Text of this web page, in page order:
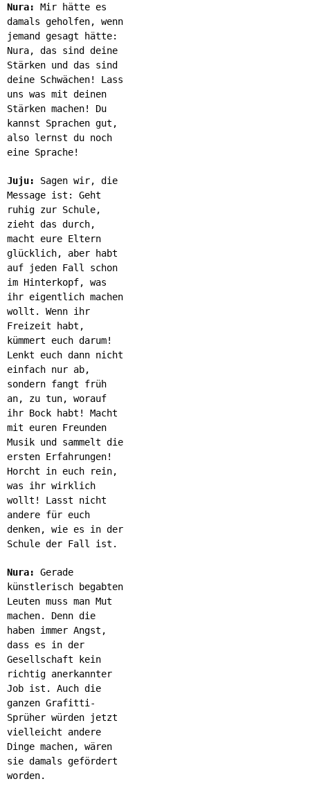
Nura:
Mir hätte es
damals geholfen, wenn
jemand gesagt hätte:
Nura, das sind deine
Stärken und das sind
deine Schwächen! Lass
uns was mit deinen
Stärken machen! Du
kannst Sprachen gut,
also lernst du noch
eine Sprache!
Juju:
Sagen wir, die
Message ist: Geht
ruhig zur Schule,
zieht das durch,
macht eure Eltern
glücklich, aber habt
auf jeden Fall schon
im Hinterkopf, was
ihr eigentlich machen
wollt. Wenn ihr
Freizeit habt,
kümmert euch darum!
Lenkt euch dann nicht
einfach nur ab,
sondern fangt früh
an, zu tun, worauf
ihr Bock habt! Macht
mit euren Freunden
Musik und sammelt die
ersten Erfahrungen!
Horcht in euch rein,
was ihr wirklich
wollt! Lasst nicht
andere für euch
denken, wie es in der
Schule der Fall ist.
Nura:
Gerade
künstlerisch begabten
Leuten muss man Mut
machen. Denn die
haben immer Angst,
dass es in der
Gesellschaft kein
richtig anerkannter
Job ist. Auch die
ganzen Grafitti-
Sprüher würden jetzt
vielleicht andere
Dinge machen, wären
sie damals gefördert
worden.